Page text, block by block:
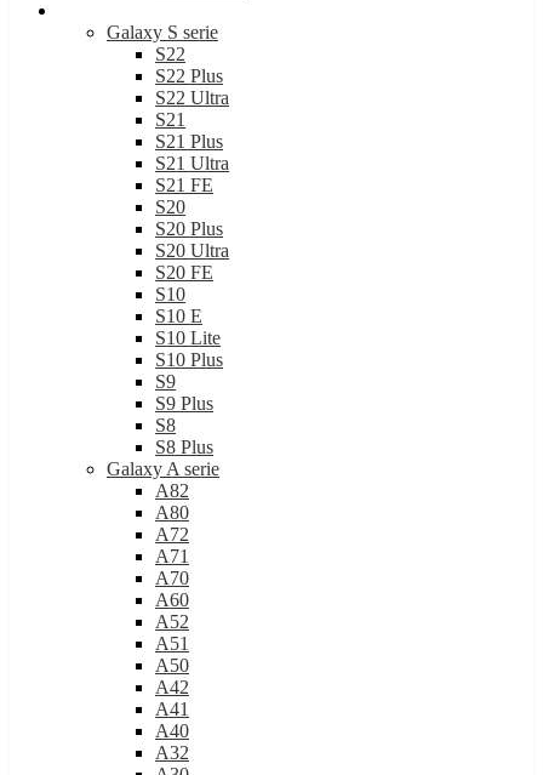
Galaxy S serie
S22
S22 Plus
S22 Ultra
S21
S21 Plus
S21 Ultra
S21 FE
S20
S20 Plus
S20 Ultra
S20 FE
S10
S10 E
S10 Lite
S10 Plus
S9
S9 Plus
S8
S8 Plus
Galaxy A serie
A82
A80
A72
A71
A70
A60
A52
A51
A50
A42
A41
A40
A32